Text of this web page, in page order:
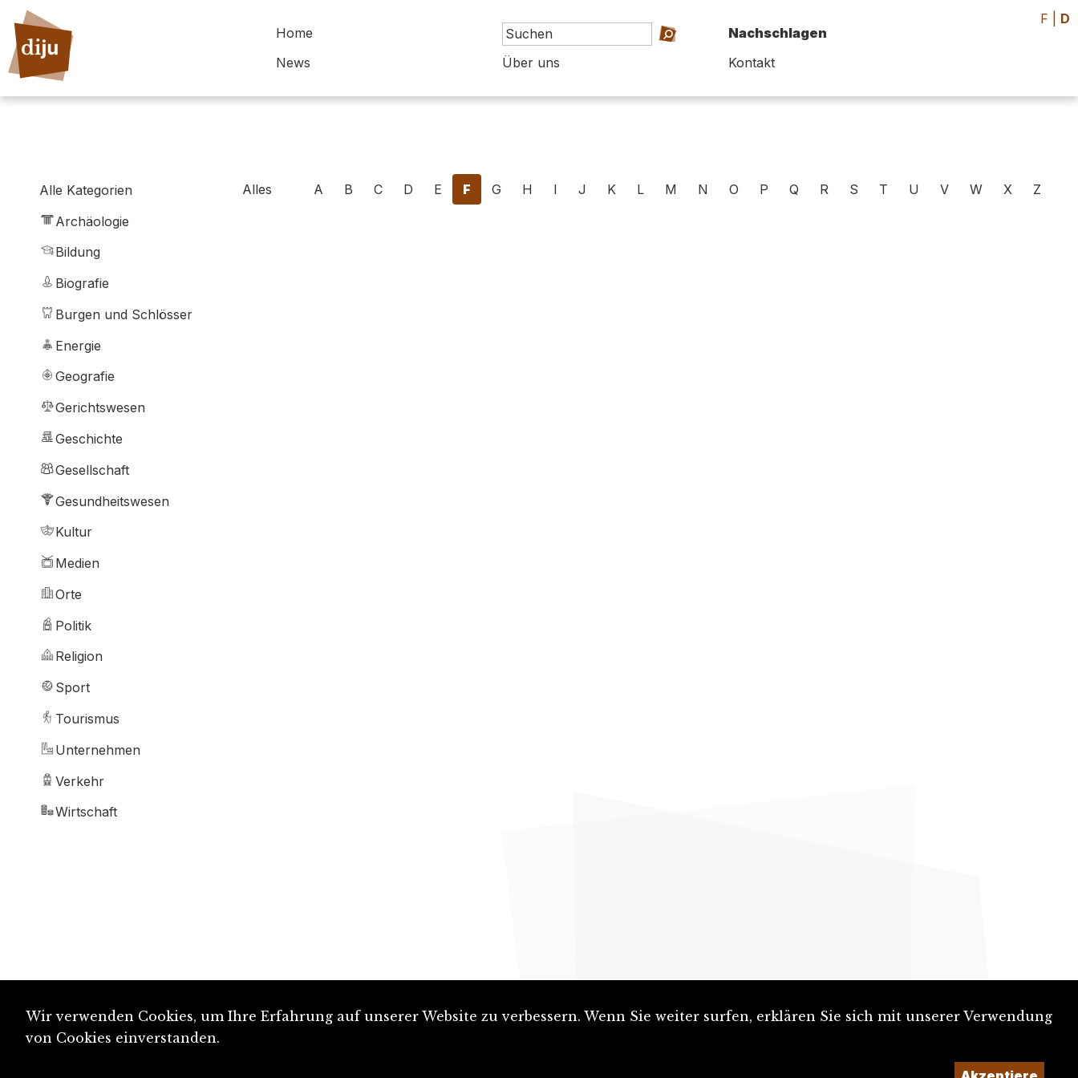
Home
Nachschlagen
News
Über uns Kontakt
F D
Alle Kategorien
Archäologie
Bildung
Biografie
Burgen und Schlösser
Energie
Geografie
Gerichtswesen
Geschichte
Gesellschaft
Gesundheitswesen
Kultur
Medien
Orte
Politik
Religion
Sport
Tourismus
Unternehmen
Verkehr
Wirtschaft
Alles A B C D E F G H I J K L M N O P Q R S T U V W X Z
Wir verwenden Cookies, um Ihre Erfahrung auf unserer Website zu verbessern. Wenn Sie weiter surfen, erklären Sie sich mit unserer Verwendung
von Cookies einverstanden.